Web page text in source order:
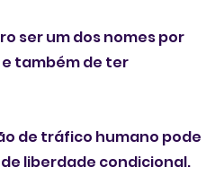
ser um dos nomes por
também de ter
de tráfico humano pode
liberdade condicional.